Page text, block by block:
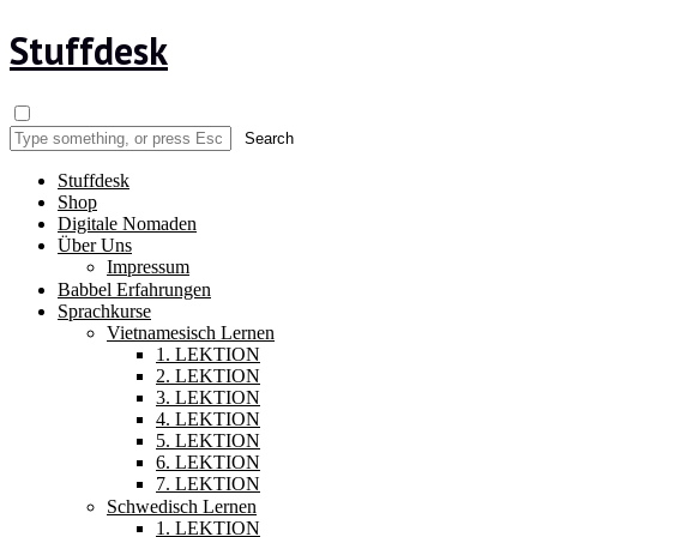
Stuffdesk
Stuffdesk
Shop
Digitale Nomaden
Über Uns
Impressum
Babbel Erfahrungen
Sprachkurse
Vietnamesisch Lernen
1. LEKTION
2. LEKTION
3. LEKTION
4. LEKTION
5. LEKTION
6. LEKTION
7. LEKTION
Schwedisch Lernen
1. LEKTION